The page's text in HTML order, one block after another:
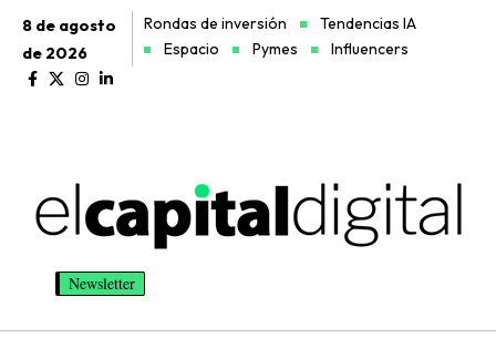
8 de agosto
de 2026
Rondas de inversión
Tendencias IA
Espacio
Pymes Influencers
Newsletter